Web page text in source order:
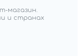
магазин.
и странах